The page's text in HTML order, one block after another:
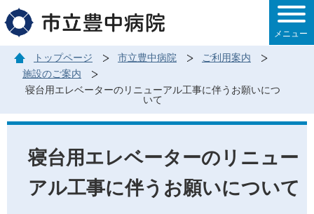
メニュー
トップページ 市立豊中病院
ご利用案内
施設のご案内
寝台用エレベーターのリニューアル工事に伴うお願いにつ
いて
寝台用エレベーターのリニュー
アル工事に伴うお願いについて